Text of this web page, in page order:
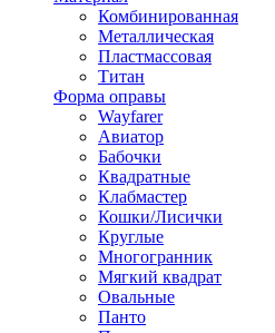
Комбинированная
Металлическая
Пластмассовая
Титан
Форма оправы
Wayfarer
Авиатор
Бабочки
Квадратные
Клабмастер
Кошки/Лисички
Круглые
Многогранник
Мягкий квадрат
Овальные
Панто